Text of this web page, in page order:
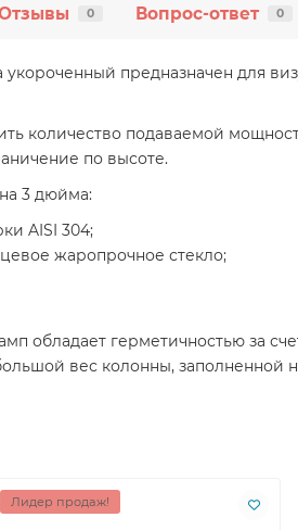
0 Вопрос-ответ 0
предназначен для
количество подаваемой
по высоте.
3 дюйма:
AISI 304;
жаропрочное стекло;
обладает герметичностью за
вес колонны, заполненной
Лидер продаж!